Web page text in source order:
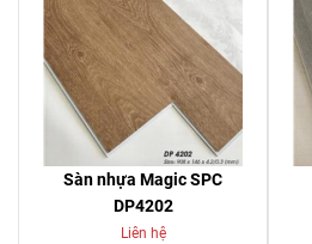
Sàn nhựa Magic SPC
DP4202
Liên hệ